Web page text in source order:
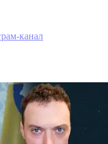
канал